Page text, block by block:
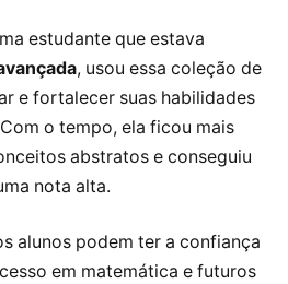
estudante que estava
, usou essa coleção de
e fortalecer suas habilidades
o tempo, ela ficou mais
abstratos e conseguiu
nota alta.
alunos podem ter a confiança
em matemática e futuros